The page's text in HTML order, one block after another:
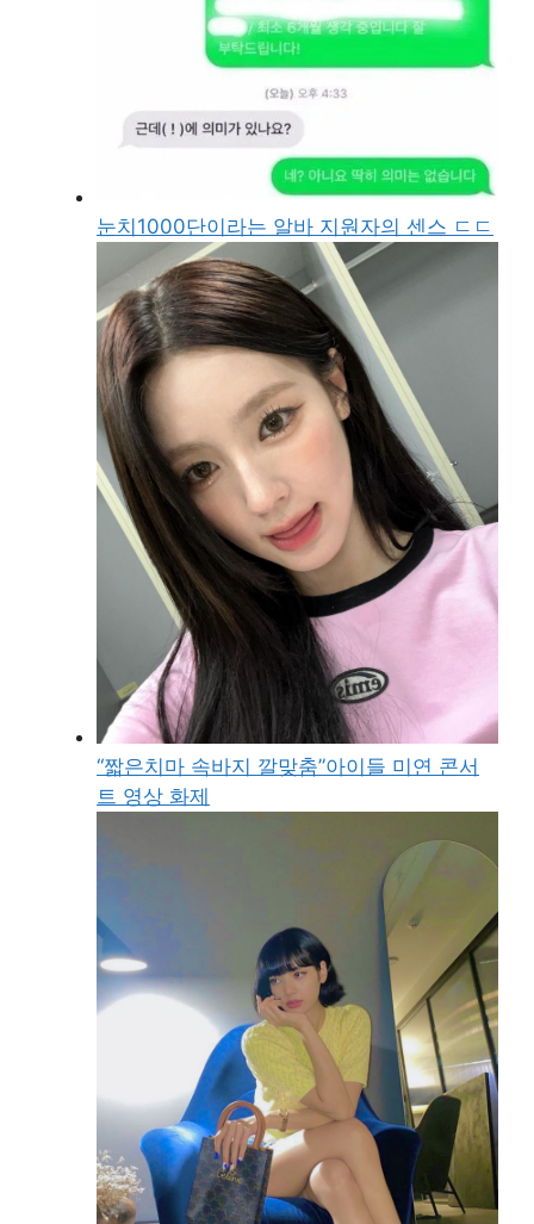
눈치1000단이라는 알바 지원자의 센스 ㄷㄷ
“짧은치마 속바지 깔맞춤”아이들 미연 콘서
트 영상 화제